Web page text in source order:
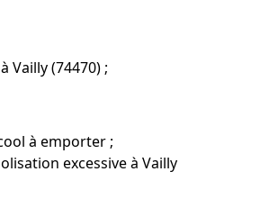
Vailly (74470) ;
à emporter ;
excessive à Vailly